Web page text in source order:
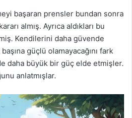
başaran prensler bundan sonra
almış. Ayrıca aldıkları bu
Kendilerini daha güvende
güçlü olamayacağını fark
daha büyük bir güç elde etmişler.
anlatmışlar.